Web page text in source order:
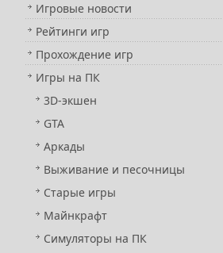
Игровые новости
Рейтинги игр
Прохождение игр
Игры на ПК
3D-экшен
GTA
Аркады
Выживание и песочницы
Старые игры
Майнкрафт
Симуляторы на ПК